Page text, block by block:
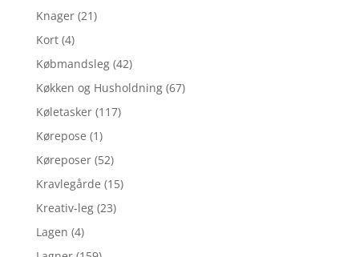
Knager (21)
Kort (4)
Købmandsleg (42)
Køkken og Husholdning (67)
Køletasker (117)
Kørepose (1)
Køreposer (52)
Kravlegårde (15)
Kreativ-leg (23)
Lagen (4)